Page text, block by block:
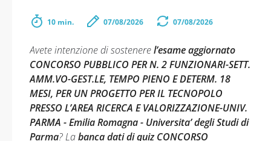
10 min. 07/08/2026 07/08/2026
Avete intenzione di sostenerel’esame aggiornato
CONCORSO PUBBLICO PER N. 2 FUNZIONARI-SETT.
AMM.VO-GEST.LE, TEMPO PIENO E DETERM. 18
MESI, PER UN PROGETTO PER IL TECNOPOLO
PRESSO L’AREA RICERCA E VALORIZZAZIONE-UNIV.
PARMA - Emilia Romagna - Universita’ degli Studi di
Parma? Labanca dati di quiz CONCORSO